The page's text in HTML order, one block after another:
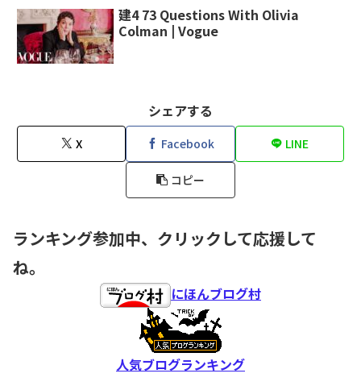
建4 73 Questions With Olivia
Colman | Vogue
シェアする
X Facebook LINE
コピー
ランキング参加中、クリックして応援して
ね。
にほんブログ村
人気ブログランキング